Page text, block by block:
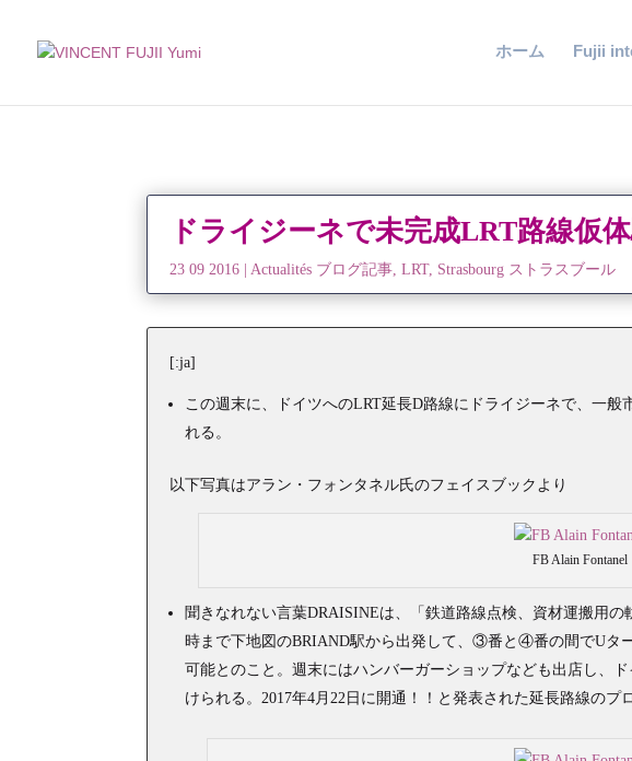
ホーム Fujii
ドライジーネで未完成LRT路線仮
23 09 2016 |Actualités ブログ記事,LRT, Strasbourg ストラスブール
[:ja]
この週末に、ドイツへのLRT延長D路線にドライジーネで、一
れる。
以下写真はアラン・フォンタネル氏のフェイスブックより
FB Alain Fontanel
聞きなれない言葉DRAISINEは、「鉄道路線点検、資材運搬用
時まで下地図のBRIAND駅から出発して、③番と④番の間でUタ
可能とのこと。週末にはハンバーガーショップなども出店し、
けられる。2017年4月22日に開通！！と発表された延長路線のプ